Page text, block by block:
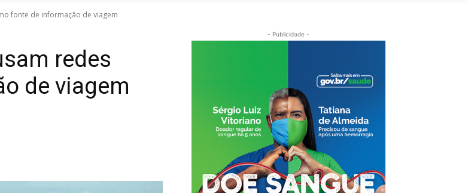
fonte de informação de viagem
redes
de viagem
- Publicidade -